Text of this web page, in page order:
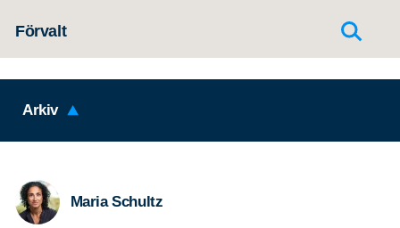
Förvalt
Arkiv
Maria Schultz